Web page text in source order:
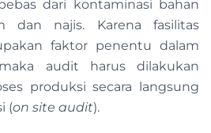
dari kontaminasi bahan
dan najis. Karena fasilitas
faktor penentu dalam
audit harus dilakukan
produksi secara langsung
(on site audit).